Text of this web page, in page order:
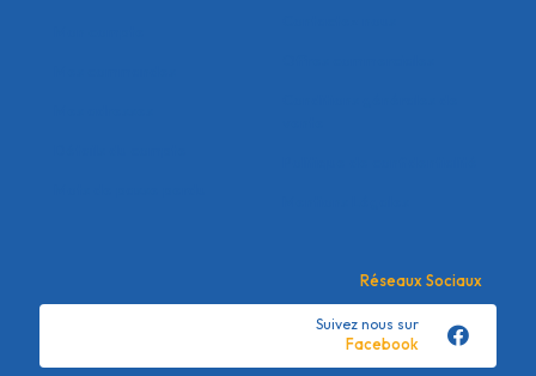
Réseaux Sociaux
Facebook
Suivez nous sur